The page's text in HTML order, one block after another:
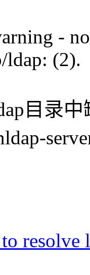
-
ldap: (2).
目录